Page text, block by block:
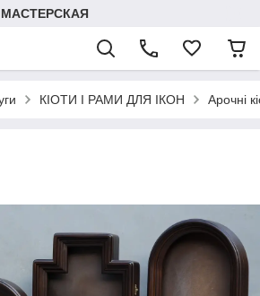
КІОТИ І РАМИ ДЛЯ ІКОН Арочні